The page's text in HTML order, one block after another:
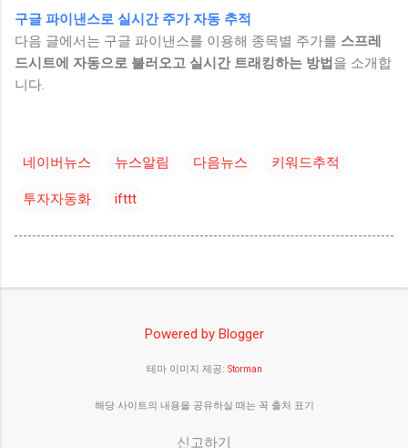
구글 파이낸스로 실시간 주가 자동 추적
다음 글에서는 구글 파이낸스를 이용해 종목별 주가를 스프레
드시트에 자동으로 불러오고 실시간 트래킹하는 방법 을 소개합
니다.
네이버뉴스 뉴스알림 다음뉴스 키워드추적
투자자동화 ifttt
Powered by Blogger
테마 이미지 제공: Storman
해당 사이트의 내용을 공유하실 때는 꼭 출처 표기
신고하기